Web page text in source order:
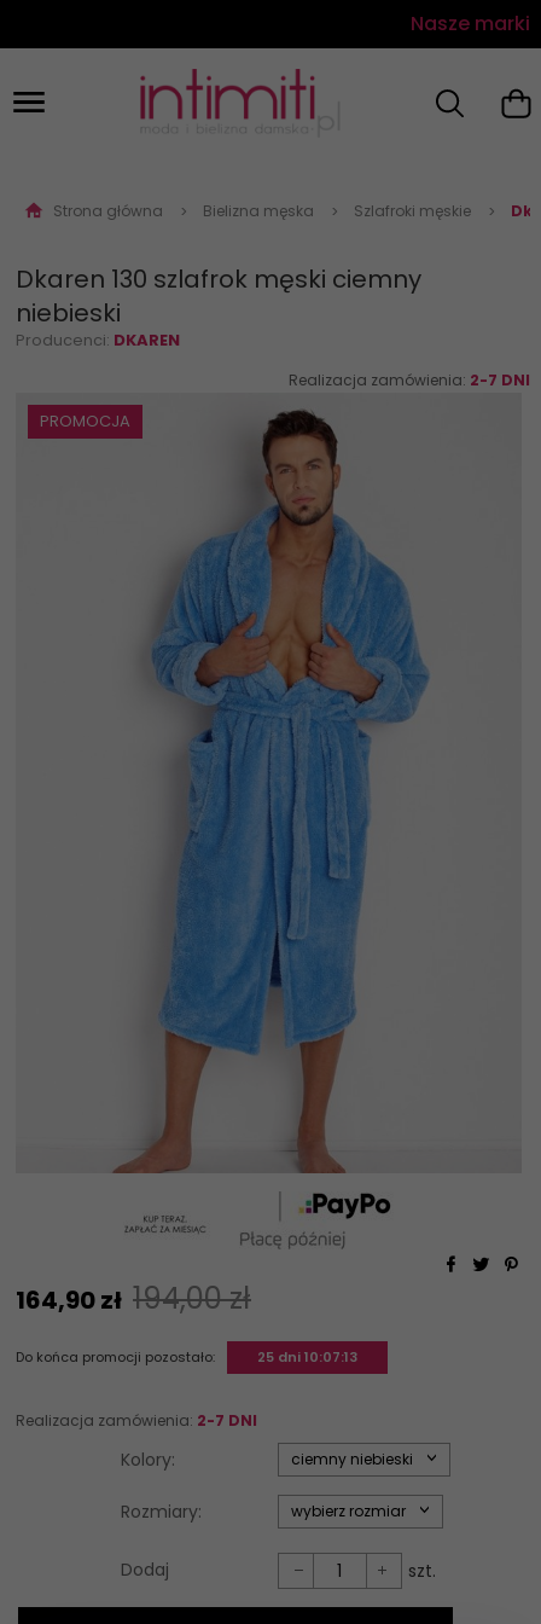
Nasze marki
Strona główna Bielizna męska Szlafroki męskie
Dkaren 130 szlafrok męski ciemny
niebieski
Producenci: DKAREN
Realizacja zamówienia: 2-7 DNI
PROMOCJA
164,90zł 194,00 zł
Do końca promocji pozostało: 25 dni 10:07:13
Realizacja zamówienia: 2-7 DNI
Kolory: options[34]
ciemny niebieski
Rozmiary: options[35]
wybierz rozmiar
Dodaj szt.